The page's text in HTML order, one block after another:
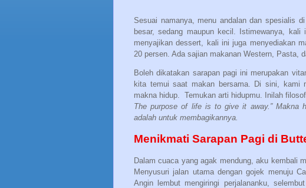
Sesuai namanya, menu andalan dan spesialis
besar, sedang maupun kecil. Istimewanya,
menyajikan dessert, kali ini juga menyediakan
20 persen. Ada sajian makanan Western, Pasta,
Boleh dikatakan sarapan pagi ini merupakan
kita temui saat makan bersama. Di sini, kami
makna hidup.
Temukan arti hidupmu. Inilah
The purpose of life is to give it away.” Makna
adalah untuk membagikannya.
Menikmati Sarapan Pagi di
Dalam cuaca yang agak mendung, aku kembali
Menyusuri jalan utama dengan gojek menuju
Angin lembut mengiringi perjalananku,